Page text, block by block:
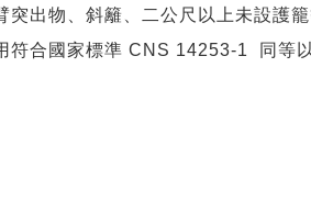
出物、斜籬、二公尺以上未設護
符合國家標準 CNS 14253-1 同等